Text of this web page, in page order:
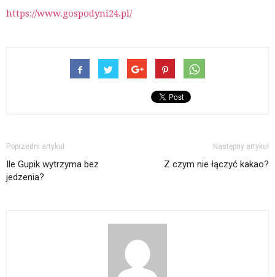
https://www.gospodyni24.pl/
Poprzedni artykuł
Ile Gupik wytrzyma bez
jedzenia?
Następny artykuł
Z czym nie łączyć kakao?